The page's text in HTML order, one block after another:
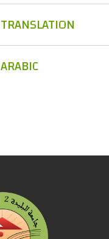
TRANSLATION
ARABIC